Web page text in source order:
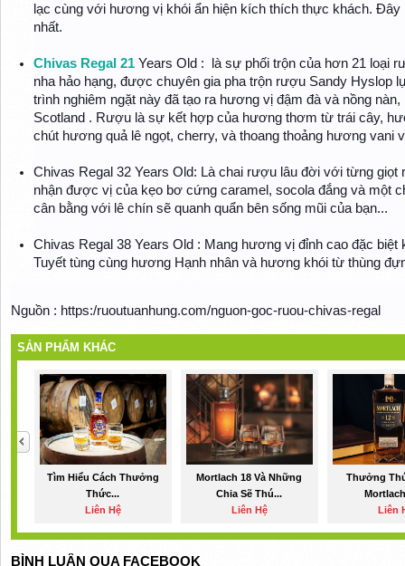
lạc cùng với hương vị khói ẩn hiện kích thích thực khách.
nhất.
Chivas Regal 21Years Old : là sự phối trộn của hơn 21 loại
nha hảo hạng, được chuyên gia pha trộn rượu Sandy Hyslop
trình nghiêm ngặt này đã tạo ra hương vị đậm đà và nồng
Scotland . Rượu là sự kết hợp của hương thơm từ trái cây,
chút hương quả lê ngọt, cherry, và thoang thoảng hương vani
Chivas Regal 32 Years Old: Là chai rượu lâu đời với từng
nhận được vị của kẹo bơ cứng caramel, socola đắng và một
cân bằng với lê chín sẽ quanh quẩn bên sống mũi của bạn...
Chivas Regal 38 Years Old : Mang hương vị đỉnh cao đặc
Tuyết tùng cùng hương Hạnh nhân và hương khói từ thùng
Nguồn : https:/ruoutuanhung.com/nguon-goc-ruou-chivas-regal
SẢN PHẨM KHÁC
Tìm Hiểu Cách Thưởng
Thức...
Liên Hệ
Mortlach 18 Và Những
Chia Sẽ Thú...
Liên Hệ
Thưởng
Liên
BÌNH LUẬN QUA FACEBOOK